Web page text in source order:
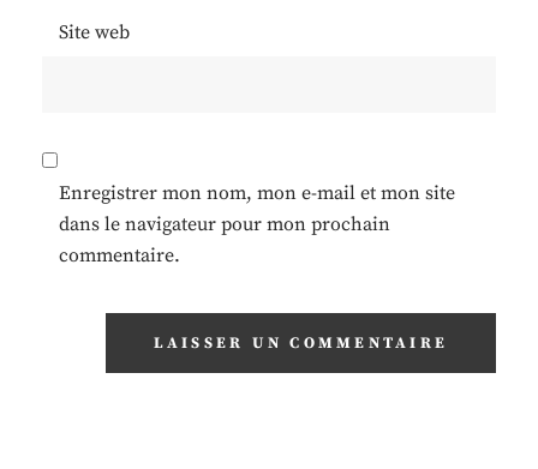
Site web
Enregistrer mon nom, mon e-mail et mon site
dans le navigateur pour mon prochain
commentaire.